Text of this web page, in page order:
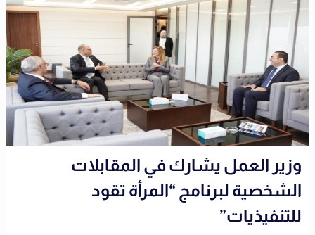
وزير العمل يشارك في المقابلات
الشخصية لبرنامج “المرأة تقود
للتنفيذيات”